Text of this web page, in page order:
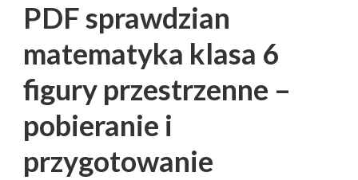
PDF sprawdzian
matematyka klasa 6
figury przestrzenne –
pobieranie i
przygotowanie